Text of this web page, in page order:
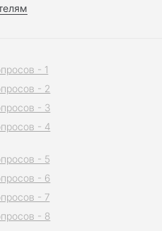
- 1
- 2
- 3
- 4
- 5
- 6
- 7
- 8